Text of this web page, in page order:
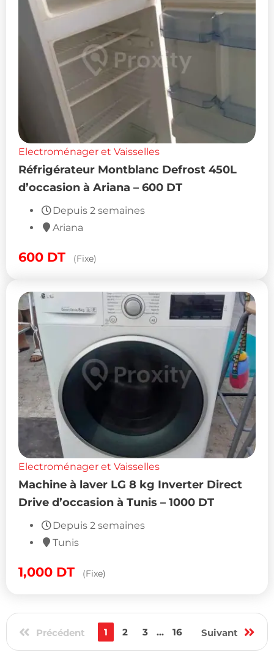
Electroménager et Vaisselles
Réfrigérateur Montblanc Defrost 450L
d’occasion à Ariana – 600 DT
Depuis 2 semaines
Ariana
600 DT (Fixe)
Electroménager et Vaisselles
Machine à laver LG 8 kg Inverter Direct
Drive d’occasion à Tunis – 1000 DT
Depuis 2 semaines
Tunis
1,000 DT (Fixe)
Précédent 1 2 3 ... 16 Suivant